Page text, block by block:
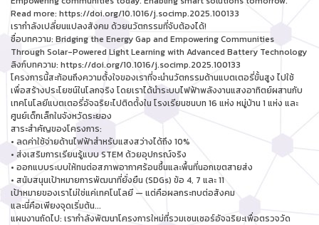
Read more: https://doi.org/10.1016/j.socimp.2025.100133
เรากำลังเปลี่ยนแปลงสังคม ด้วยนวัตกรรมที่จับต้องได้!
ชื่อบทความ: Bridging the Energy Gap and Empowering Communities
Through Solar-Powered Light Learning with Advanced Battery Technology
ลิงก์บทความ: https://doi.org/10.1016/j.socimp.2025.100133
โครงการนี้สะท้อนถึงความตั้งใจของเราที่จะนำนวัตกรรมด้านแบตเตอรี่ขั้นสูง ไปใช้
เพื่อสร้างประโยชน์ในโลกจริง โดยเราได้นำระบบไฟฟ้าพลังงานแสงอาทิตย์ผสานกับ
เทคโนโลยีแบตเตอรี่อัจฉริยะไปติดตั้งใน โรงเรียนชนบท 16 แห่ง หมู่บ้าน 1 แห่ง และ
ศูนย์เด็กเล็กในจังหวัดระยอง
สาระสำคัญของโครงการ:
• ลดค่าใช้จ่ายด้านไฟฟ้าสำหรับแสงสว่างได้ถึง 10%
• ส่งเสริมการเรียนรู้แบบ STEM ด้วยอุปกรณ์จริง
• ออกแบบระบบให้ทนต่อสภาพอากาศร้อนชื้นและพื้นที่นอกเขตสายส่ง
• สนับสนุนเป้าหมายการพัฒนาที่ยั่งยืน (SDGs) ข้อ 4, 7 และ 11
เป้าหมายของเราไม่ใช่แค่เทคโนโลยี — แต่คือผลกระทบต่อสังคม
และนี่คือเพียงจุดเริ่มต้น...
แผนงานถัดไป: เรากำลังพัฒนาโครงการใหม่ที่รวมเซนเซอร์อัจฉริยะเพื่อตรวจวัด